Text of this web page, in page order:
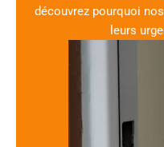
découvrez pourquoi
leurs